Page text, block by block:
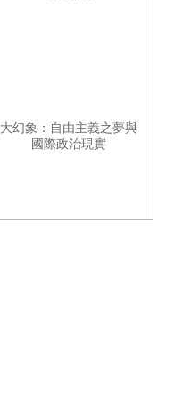
大幻象：自由主義之夢與
國際政治現實